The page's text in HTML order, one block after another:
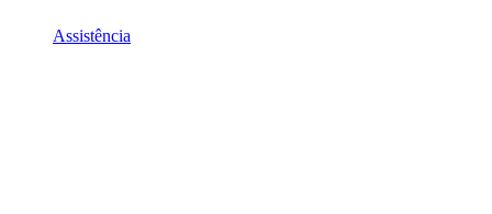
Assistência